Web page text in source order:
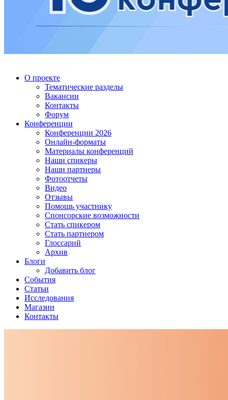
О проекте
Тематические разделы
Вакансии
Контакты
Форум
Конференции
Конференции 2026
Онлайн-форматы
Материалы конференций
Наши спикеры
Наши партнеры
Фотоотчеты
Видео
Отзывы
Помощь участнику
Спонсорские возможности
Стать спикером
Стать партнером
Глоссарий
Архив
Блоги
Добавить блог
События
Статьи
Исследования
Магазин
Контакты